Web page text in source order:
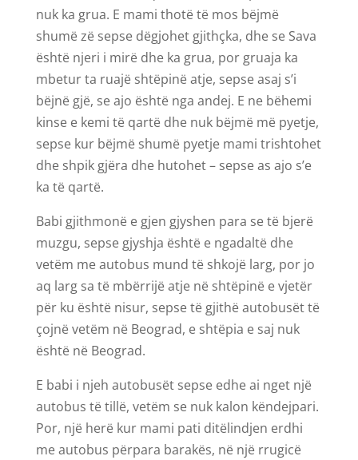
nuk ka grua. E mami thotë të mos bëjmë
shumë zë sepse dëgjohet gjithçka, dhe se Sava
është njeri i mirë dhe ka grua, por gruaja ka
mbetur ta ruajë shtëpinë atje, sepse asaj s’i
bëjnë gjë, se ajo është nga andej. E ne bëhemi
kinse e kemi të qartë dhe nuk bëjmë më pyetje,
sepse kur bëjmë shumë pyetje mami trishtohet
dhe shpik gjëra dhe hutohet – sepse as ajo s’e
ka të qartë.
Babi gjithmonë e gjen gjyshen para se të bjerë
muzgu, sepse gjyshja është e ngadaltë dhe
vetëm me autobus mund të shkojë larg, por jo
aq larg sa të mbërrijë atje në shtëpinë e vjetër
për ku është nisur, sepse të gjithë autobusët të
çojnë vetëm në Beograd, e shtëpia e saj nuk
është në Beograd.
E babi i njeh autobusët sepse edhe ai nget një
autobus të tillë, vetëm se nuk kalon këndejpari.
Por, një herë kur mami pati ditëlindjen erdhi
me autobus përpara barakës, në një rrugicë